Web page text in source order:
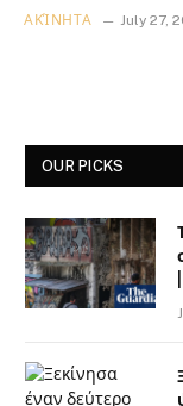
ΑΚΊΝΗΤΑ July 27,
OUR PICKS